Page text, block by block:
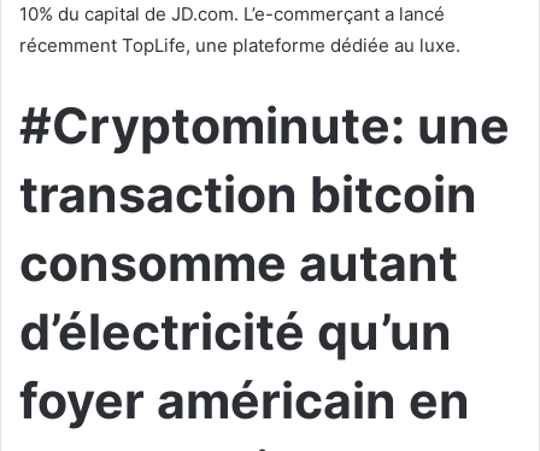
10% du capital de JD.com. L’e-commerçant a lancé
récemment TopLife, une plateforme dédiée au luxe.
#Cryptominute: une
transaction bitcoin
consomme autant
d’électricité qu’un
foyer américain en